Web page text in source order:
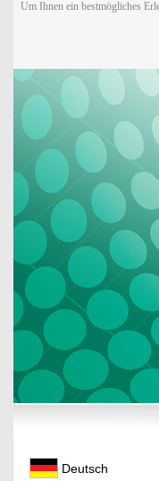
Um Ihnen ein bestmögliches
Deutsch